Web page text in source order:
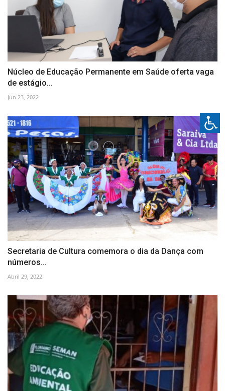
Núcleo de Educação Permanente em Saúde oferta vaga
de estágio...
Jun 23, 2022
Secretaria de Cultura comemora o dia da Dança com
números...
Abril 29, 2022